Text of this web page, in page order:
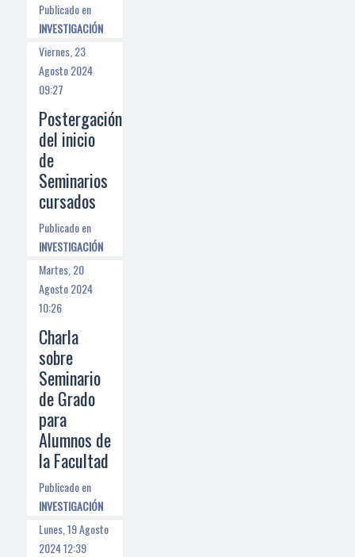
Publicado en
INVESTIGACIÓN
Viernes, 23
Agosto 2024
09:27
Postergación
del inicio
de
Seminarios
cursados
Publicado en
INVESTIGACIÓN
Martes, 20
Agosto 2024
10:26
Charla
sobre
Seminario
de Grado
para
Alumnos de
la Facultad
Publicado en
INVESTIGACIÓN
Lunes, 19 Agosto
2024 12:39